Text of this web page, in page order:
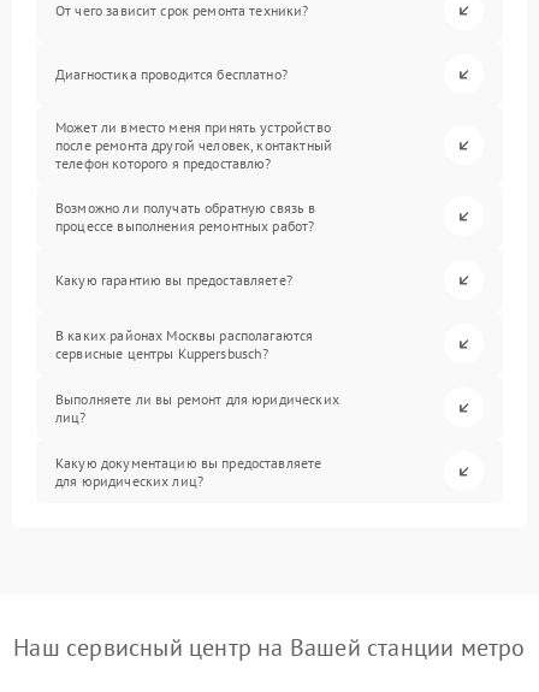
От чего зависит срок ремонта техники?
Диагностика проводится бесплатно?
Может ли вместо меня принять устройство
после ремонта другой человек, контактный
телефон которого я предоставлю?
Возможно ли получать обратную связь в
процессе выполнения ремонтных работ?
Какую гарантию вы предоставляете?
В каких районах Москвы располагаются
сервисные центры Kuppersbusch?
Выполняете ли вы ремонт для юридических
лиц?
Какую документацию вы предоставляете
для юридических лиц?
Наш сервисный центр на Вашей станции метро